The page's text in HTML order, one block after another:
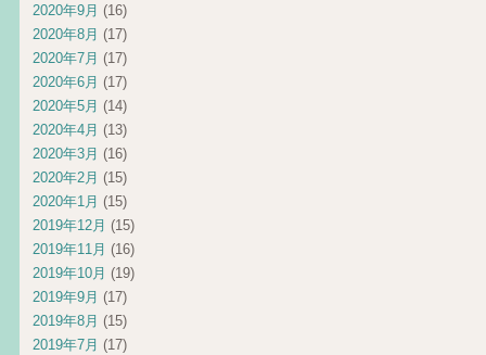
2020年9月 (16)
2020年8月 (17)
2020年7月 (17)
2020年6月 (17)
2020年5月 (14)
2020年4月 (13)
2020年3月 (16)
2020年2月 (15)
2020年1月 (15)
2019年12月 (15)
2019年11月 (16)
2019年10月 (19)
2019年9月 (17)
2019年8月 (15)
2019年7月 (17)